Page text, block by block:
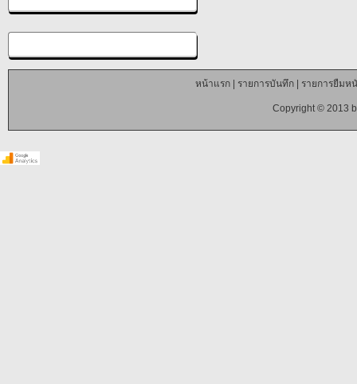
หน้าแรก| รายการบันทึก| รายการยืมห
Copyright © 2013